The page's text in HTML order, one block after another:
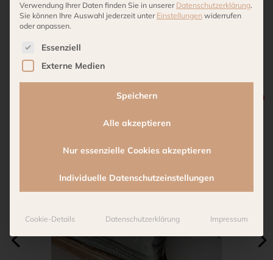
Reviews (0)
Weitere Produkte
Verwendung Ihrer Daten finden Sie in unserer Datenschutzerklärung.
Sie können Ihre Auswahl jederzeit unter Einstellungen widerrufen
oder anpassen.
Es folgt eine Liste der Service-Gruppen, für die eine
Essenziell
Externe Medien
Speichern
Alle akzeptieren
Nur essenzielle Cookies akzeptieren
Individuelle Datenschutzeinstellungen
Cookie-Details Datenschutzerklärung Impressum